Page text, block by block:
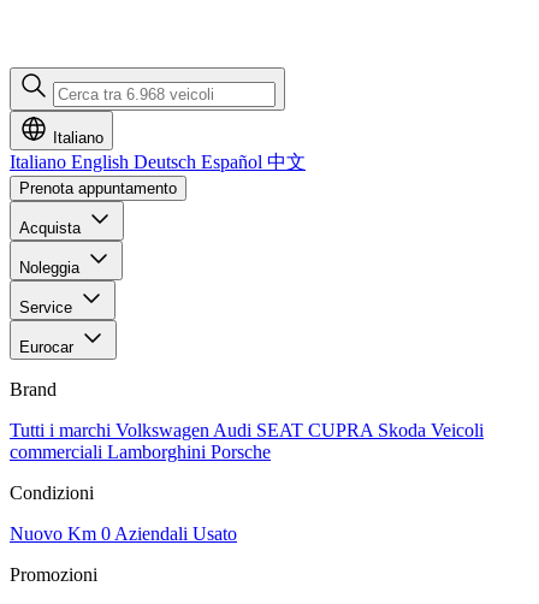
Italiano
Italiano English Deutsch Español 中文
Prenota appuntamento
Acquista
Noleggia
Service
Eurocar
Brand
Tutti i marchi Volkswagen Audi SEAT CUPRA Skoda Veicoli
commerciali Lamborghini Porsche
Condizioni
Nuovo Km 0 Aziendali Usato
Promozioni